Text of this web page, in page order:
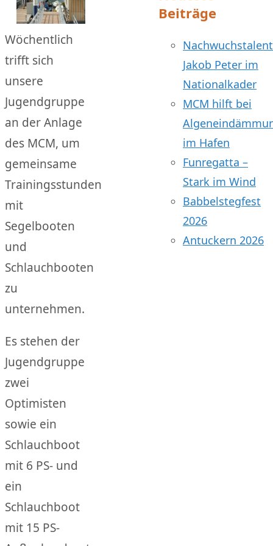
Wöchentlich
trifft sich
unsere
Jugendgruppe
an der Anlage
des MCM, um
gemeinsame
Trainingsstunden
mit
Segelbooten
und
Schlauchbooten
zu
unternehmen.
Es stehen der
Jugendgruppe
zwei
Optimisten
sowie ein
Schlauchboot
mit 6 PS- und
ein
Schlauchboot
mit 15 PS-
Beiträge
Nachwuchstalent
Jakob Peter im
Nationalkader
MCM hilft bei
im Hafen
Funregatta –
Stark im Wind
Babbelstegfest
2026
Antuckern 2026